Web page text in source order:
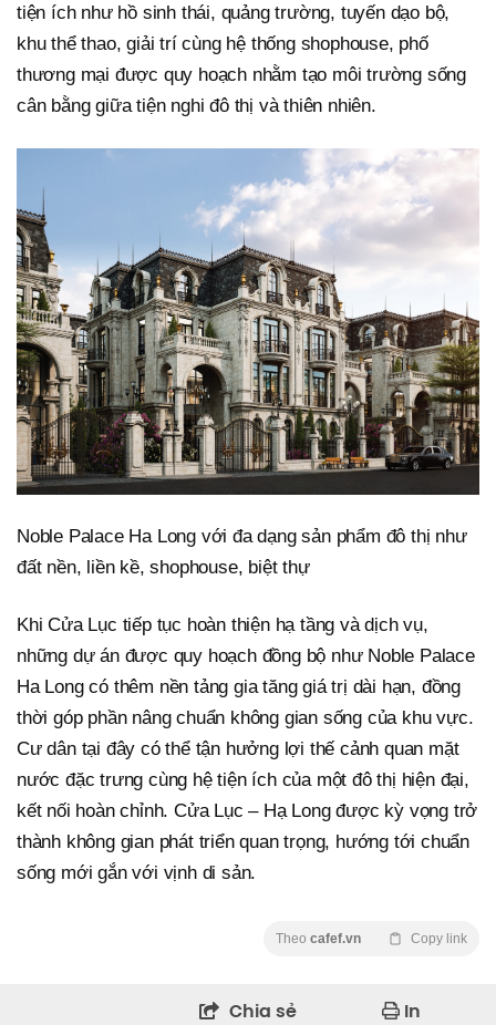
tiện ích như hồ sinh thái, quảng trường, tuyến dạo bộ,
khu thể thao, giải trí cùng hệ thống shophouse, phố
thương mại được quy hoạch nhằm tạo môi trường sống
cân bằng giữa tiện nghi đô thị và thiên nhiên.
Noble Palace Ha Long với đa dạng sản phẩm đô thị như
đất nền, liền kề, shophouse, biệt thự
Khi Cửa Lục tiếp tục hoàn thiện hạ tầng và dịch vụ,
những dự án được quy hoạch đồng bộ như Noble Palace
Ha Long có thêm nền tảng gia tăng giá trị dài hạn, đồng
thời góp phần nâng chuẩn không gian sống của khu vực.
Cư dân tại đây có thể tận hưởng lợi thế cảnh quan mặt
nước đặc trưng cùng hệ tiện ích của một đô thị hiện đại,
kết nối hoàn chỉnh. Cửa Lục – Hạ Long được kỳ vọng trở
thành không gian phát triển quan trọng, hướng tới chuẩn
sống mới gắn với vịnh di sản.
Theo cafef.vn Copy link
Chia sẻ In